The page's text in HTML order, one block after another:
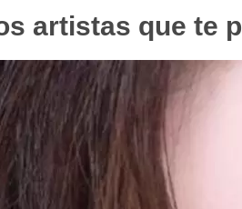
artistas que te